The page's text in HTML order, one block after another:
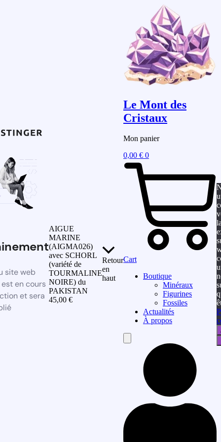
site web
en cours
et sera
AIGUE
MARINE
(AIGMA026)
avec SCHORL
(variété de
TOURMALINE
NOIRE) du
PAKISTAN
45,00 €
Retour
en
haut
Le Mont des
Cristaux
Mon panier
0,00 € 0
Cart
Boutique
Minéraux
Figurines
Fossiles
Actualités
À propos
Toggle